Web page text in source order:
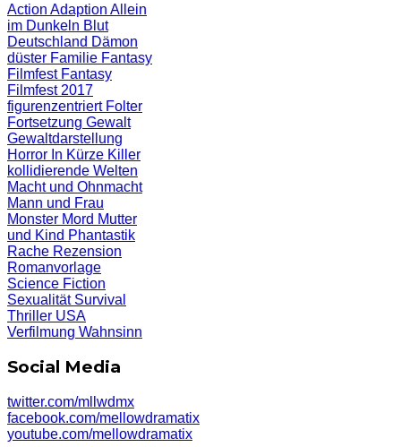
Action Adaption Allein
im Dunkeln Blut
Deutschland Dämon
düster Familie Fantasy
Filmfest Fantasy
Filmfest 2017
figurenzentriert Folter
Fortsetzung Gewalt
Gewaltdarstellung
Horror In Kürze Killer
kollidierende Welten
Macht und Ohnmacht
Mann und Frau
Monster Mord Mutter
und Kind Phantastik
Rache Rezension
Romanvorlage
Science Fiction
Sexualität Survival
Thriller USA
Verfilmung Wahnsinn
Social Media
twitter.com/mllwdmx
facebook.com/mellowdramatix
youtube.com/mellowdramatix